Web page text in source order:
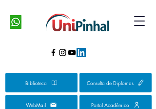
Biblioteca Consulta de Diplomas
WebMail Portal Acadêmico